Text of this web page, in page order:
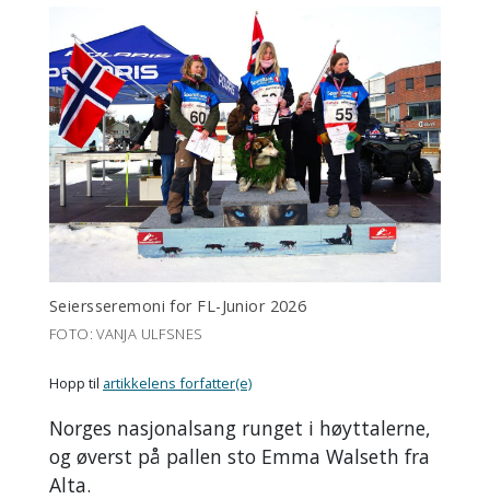
Seiersseremoni for FL-Junior 2026
FOTO: VANJA ULFSNES
Hopp til artikkelens forfatter(e)
Norges nasjonalsang runget i høyttalerne,
og øverst på pallen sto Emma Walseth fra
Alta.